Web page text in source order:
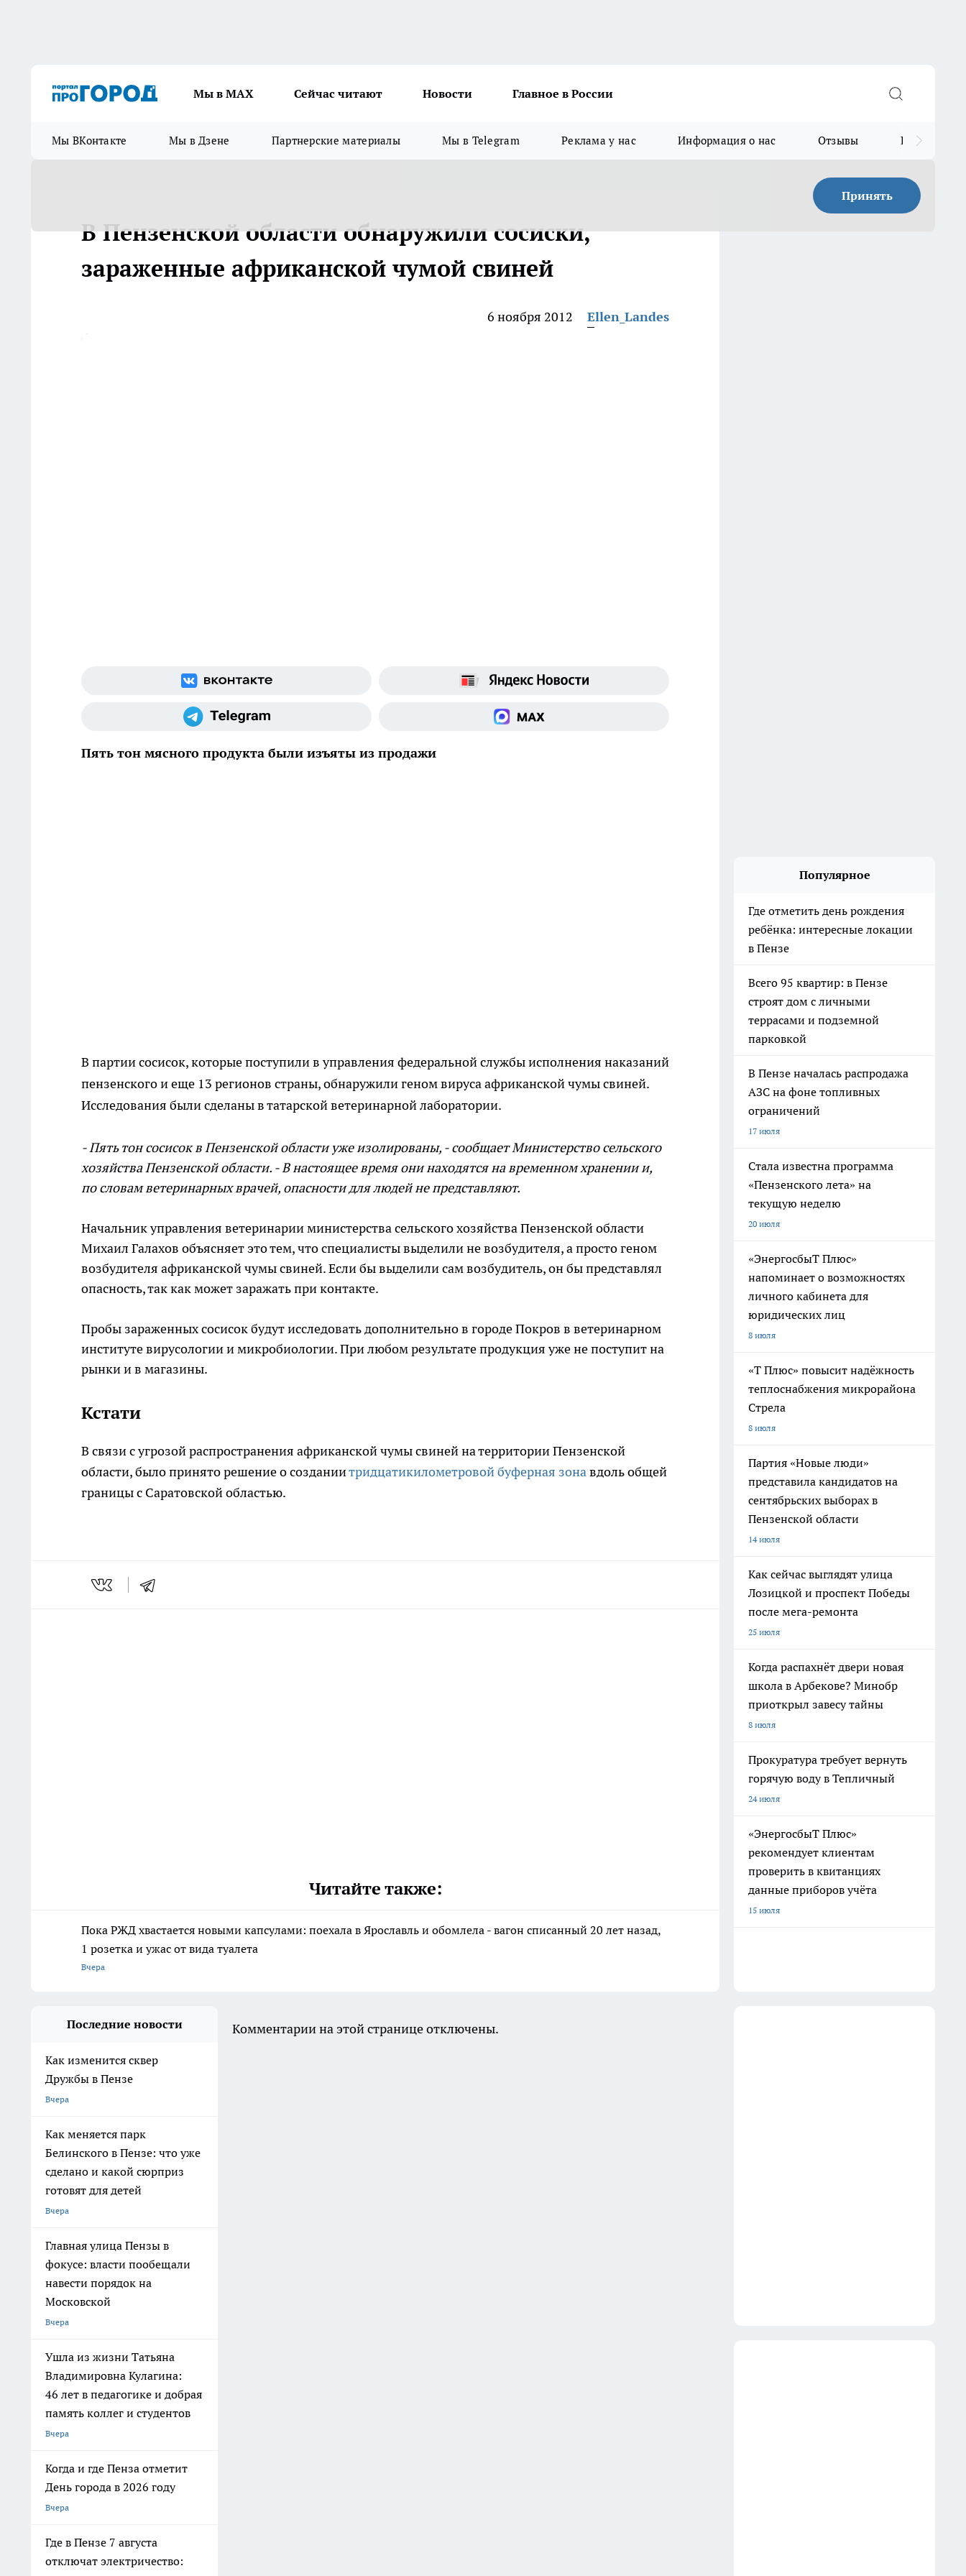
Мы в МАХ Сейчас читают Новости Главное в России
Мы ВКонтакте Мы в Дзене Партнерские материалы Мы в Telegram Реклама у нас Информация о нас Отзывы Прайс для
Принять
В Пензенской области обнаружили сосиски,
зараженные африканской чумой свиней
6 ноября 2012 Ellen_Landes
Пять тон мясного продукта были изъяты из продажи
В партии сосисок, которые поступили в управления федеральной службы исполнения наказаний
пензенского и еще 13 регионов страны, обнаружили геном вируса африканской чумы свиней.
Исследования были сделаны в татарской ветеринарной лаборатории.
- Пять тон сосисок в Пензенской области уже изолированы, - сообщает Министерство сельского
хозяйства Пензенской области. - В настоящее время они находятся на временном хранении и,
по словам ветеринарных врачей, опасности для людей не представляют.
Начальник управления ветеринарии министерства сельского хозяйства Пензенской области
Михаил Галахов объясняет это тем, что специалисты выделили не возбудителя, а просто геном
возбудителя африканской чумы свиней. Если бы выделили сам возбудитель, он бы представлял
опасность, так как может заражать при контакте.
Пробы зараженных сосисок будут исследовать дополнительно в городе Покров в ветеринарном
институте вирусологии и микробиологии. При любом результате продукция уже не поступит на
рынки и в магазины.
Кстати
В связи с угрозой распространения африканской чумы свиней на территории Пензенской
области, было принято решение о созданиитридцатикилометровой буферная зонавдоль общей
границы с Саратовской областью.
Читайте также:
Пока РЖД хвастается новыми капсулами: поехала в Ярославль и обомлела - вагон списанный 20 лет назад,
1 розетка и ужас от вида туалета
Вчера
Популярное
Где отметить день рождения
ребёнка: интересные локации
в Пензе
Всего 95 квартир: в Пензе
строят дом с личными
террасами и подземной
парковкой
В Пензе началась распродажа
АЗС на фоне топливных
ограничений
17 июля
Стала известна программа
«Пензенского лета» на
текущую неделю
20 июля
«ЭнергосбыТ Плюс»
напоминает о возможностях
личного кабинета для
юридических лиц
8 июля
«Т Плюс» повысит надёжность
теплоснабжения микрорайона
Стрела
8 июля
Партия «Новые люди»
представила кандидатов на
сентябрьских выборах в
Пензенской области
14 июля
Как сейчас выглядят улица
Лозицкой и проспект Победы
после мега-ремонта
25 июля
Когда распахнёт двери новая
школа в Арбекове? Минобр
приоткрыл завесу тайны
8 июля
Прокуратура требует вернуть
горячую воду в Тепличный
24 июля
«ЭнергосбыТ Плюс»
рекомендует клиентам
проверить в квитанциях
данные приборов учёта
15 июля
Последние новости
Как изменится сквер
Дружбы в Пензе
Вчера
Как меняется парк
Белинского в Пензе: что уже
сделано и какой сюрприз
готовят для детей
Вчера
Главная улица Пензы в
фокусе: власти пообещали
навести порядок на
Московской
Вчера
Ушла из жизни Татьяна
Владимировна Кулагина:
46 лет в педагогике и добрая
память коллег и студентов
Вчера
Когда и где Пенза отметит
День города в 2026 году
Вчера
Где в Пензе 7 августа
отключат электричество:
Комментарии на этой странице отключены.